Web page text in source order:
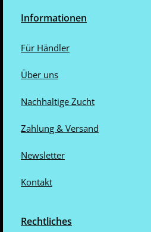
Informationen
Für Händler
Über uns
Nachhaltige Zucht
Zahlung & Versand
Newsletter
Kontakt
Rechtliches